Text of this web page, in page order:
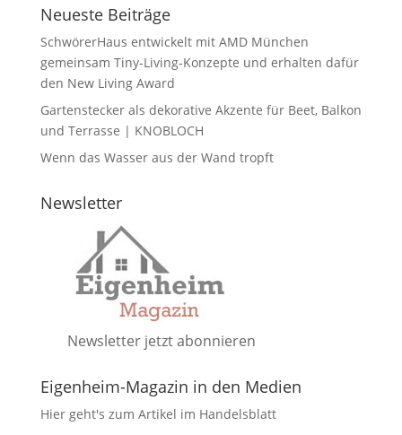
Neueste Beiträge
SchwörerHaus entwickelt mit AMD München
gemeinsam Tiny-Living-Konzepte und erhalten dafür
den New Living Award
Gartenstecker als dekorative Akzente für Beet, Balkon
und Terrasse | KNOBLOCH
Wenn das Wasser aus der Wand tropft
Newsletter
Newsletter jetzt abonnieren
Eigenheim-Magazin in den Medien
Hier geht's zum Artikel im Handelsblatt